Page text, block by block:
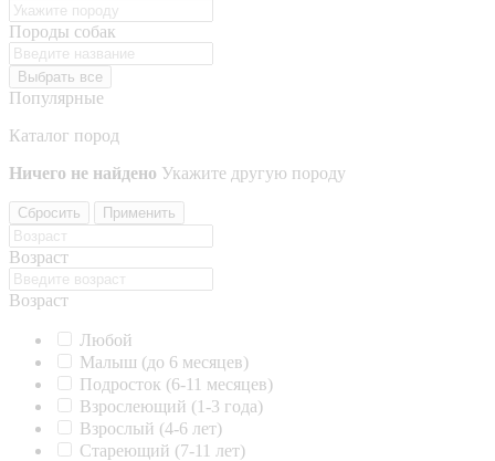
Породы собак
Выбрать все
Популярные
Каталог пород
Ничего не найдено Укажите другую породу
Сбросить Применить
Возраст
Возраст
Любой
Малыш (до 6 месяцев)
Подросток (6-11 месяцев)
Взрослеющий (1-3 года)
Взрослый (4-6 лет)
Стареющий (7-11 лет)